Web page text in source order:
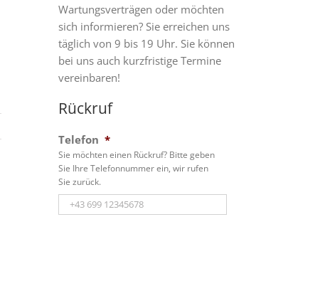
Wartungsverträgen oder möchten
sich informieren? Sie erreichen uns
täglich von 9 bis 19 Uhr. Sie können
bei uns auch kurzfristige Termine
vereinbaren!
Rückruf
Telefon *
Sie möchten einen Rückruf? Bitte geben
Sie Ihre Telefonnummer ein, wir rufen
Sie zurück.